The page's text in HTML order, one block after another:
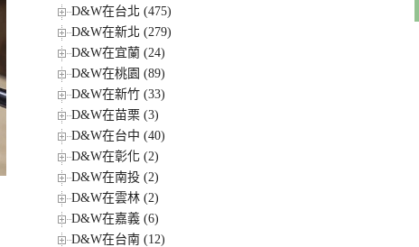
D&W在台北 (475)
D&W在新北 (279)
D&W在宜蘭 (24)
D&W在桃園 (89)
D&W在新竹 (33)
D&W在苗栗 (3)
D&W在台中 (40)
D&W在彰化 (2)
D&W在南投 (2)
D&W在雲林 (2)
D&W在嘉義 (6)
D&W在台南 (12)